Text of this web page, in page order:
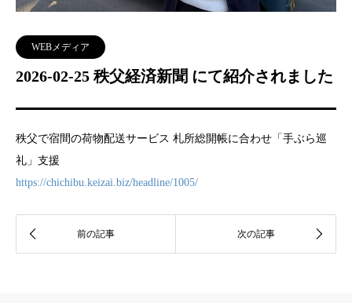
WEBメディア
2026-02-25 秩父経済新聞 にて紹介されました
秩父で宿間の荷物配送サービス 札所総開帳に合わせ「手ぶら巡
礼」支援
https://chichibu.keizai.biz/headline/1005/